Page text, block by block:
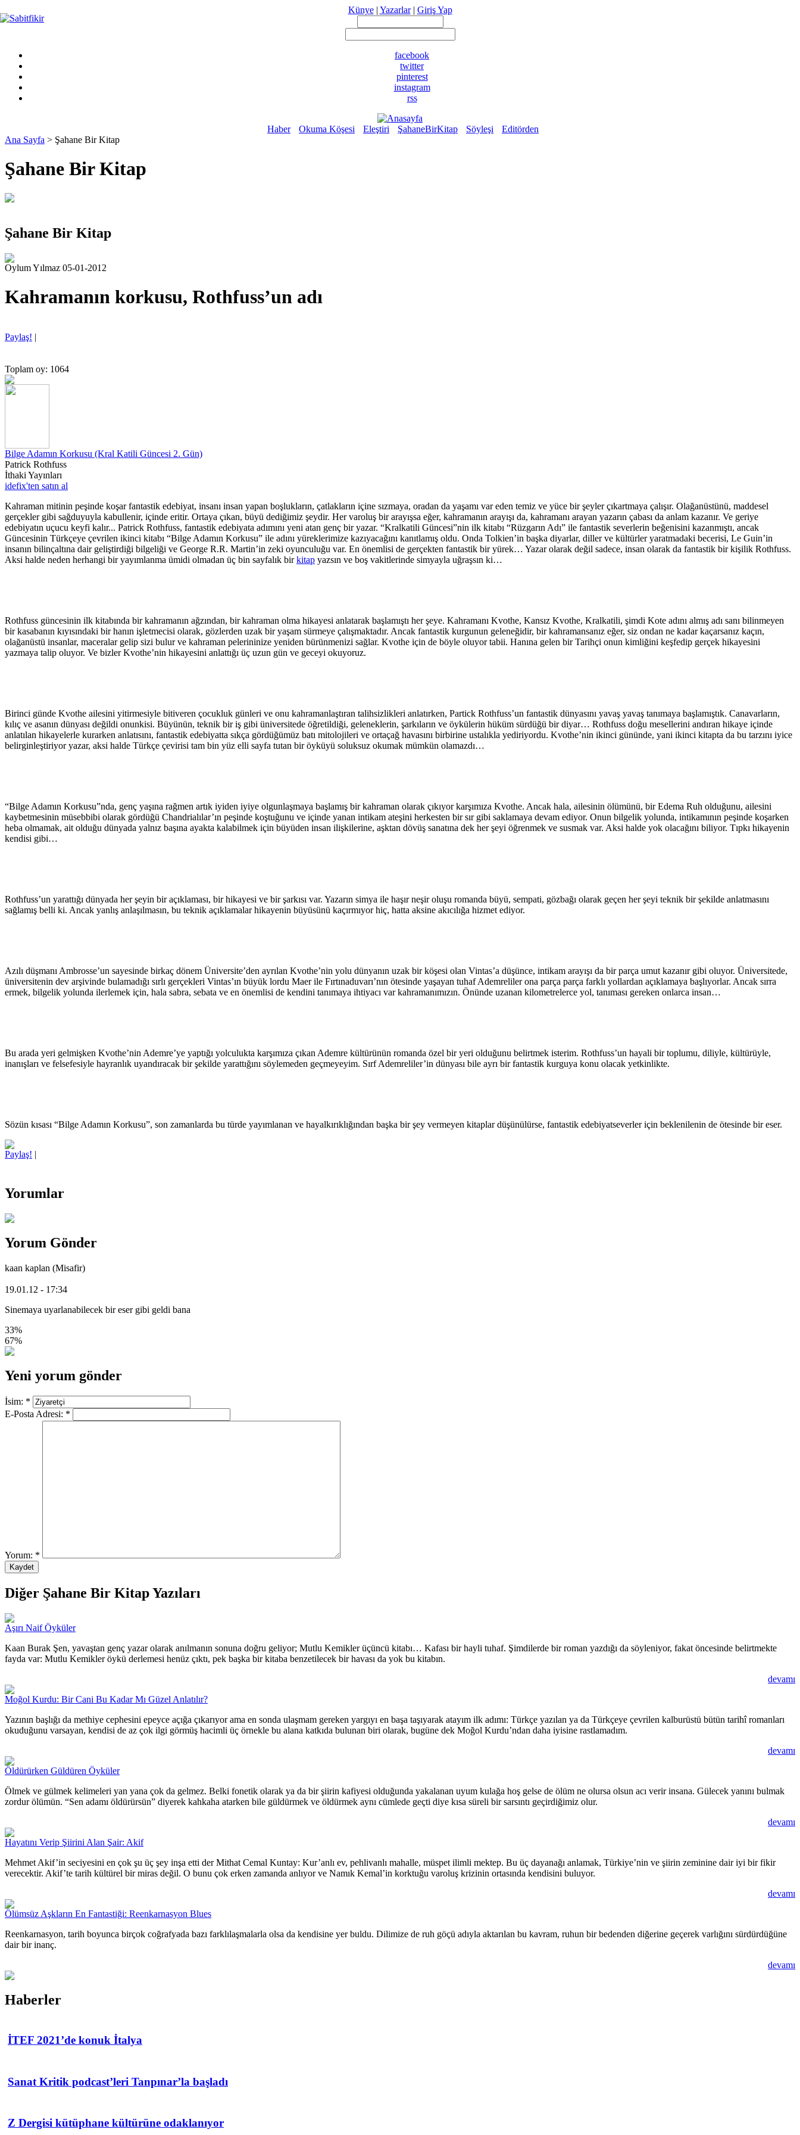
Künye| Yazarlar| Giriş Yap
facebook
twitter
pinterest
instagram
rss
Haber Okuma Köşesi Eleştiri ŞahaneBirKitap Söyleşi
Editörden
Ana Sayfa > Şahane Bir Kitap
Şahane Bir Kitap
Şahane Bir Kitap
Oylum Yılmaz 05-01-2012
Kahramanın korkusu, Rothfuss’un adı
Paylaş! |
Toplam oy: 1064
Bilge Adamın Korkusu (Kral Katili Güncesi 2. Gün)
Patrick Rothfuss
İthaki Yayınları
idefix'ten satın al
Kahraman mitinin peşinde koşar fantastik edebiyat, insanı insan yapan boşlukların, çatlakların içine sızmaya, oradan da yaşamı var eden temiz ve yüce bir şeyler çıkartmaya çalışır. Olağanüstünü, maddesel
gerçekler gibi sağduyuyla kabullenir, içinde eritir. Ortaya çıkan, büyü dediğimiz şeydir. Her varoluş bir arayışsa eğer, kahramanın arayışı da, kahramanı arayan yazarın çabası da anlam kazanır. Ve geriye
edebiyatın uçucu keyfi kalır... Patrick Rothfuss, fantastik edebiyata adımını yeni atan genç bir yazar. “Kralkatili Güncesi”nin ilk kitabı “Rüzgarın Adı” ile fantastik severlerin beğenisini kazanmıştı, ancak
Güncesinin Türkçeye çevrilen ikinci kitabı “Bilge Adamın Korkusu” ile adını yüreklerimize kazıyacağını kanıtlamış oldu. Onda Tolkien’in başka diyarlar, diller ve kültürler yaratmadaki becerisi, Le Guin’in
insanın bilinçaltına dair geliştirdiği bilgeliği ve George R.R. Martin’in zeki oyunculuğu var. En önemlisi de gerçekten fantastik bir yürek… Yazar olarak değil sadece, insan olarak da fantastik bir kişilik Rothfuss.
Aksi halde neden herhangi bir yayımlanma ümidi olmadan üç bin sayfalık birkitap yazsın ve boş vakitlerinde simyayla uğraşsın ki…
Rothfuss güncesinin ilk kitabında bir kahramanın ağzından, bir kahraman olma hikayesi anlatarak başlamıştı her şeye. Kahramanı Kvothe, Kansız Kvothe, Kralkatili, şimdi Kote adını almış adı sanı bilinmeyen
bir kasabanın kıyısındaki bir hanın işletmecisi olarak, gözlerden uzak bir yaşam sürmeye çalışmaktadır. Ancak fantastik kurgunun geleneğidir, bir kahramansanız eğer, siz ondan ne kadar kaçarsanız kaçın,
olağanüstü insanlar, maceralar gelip sizi bulur ve kahraman pelerininize yeniden bürünmenizi sağlar. Kvothe için de böyle oluyor tabii. Hanına gelen bir Tarihçi onun kimliğini keşfedip gerçek hikayesini
yazmaya talip oluyor. Ve bizler Kvothe’nin hikayesini anlattığı üç uzun gün ve geceyi okuyoruz.
Birinci günde Kvothe ailesini yitirmesiyle bitiveren çocukluk günleri ve onu kahramanlaştıran talihsizlikleri anlatırken, Partick Rothfuss’un fantastik dünyasını yavaş yavaş tanımaya başlamıştık. Canavarların,
kılıç ve asanın dünyası değildi onunkisi. Büyünün, teknik bir iş gibi üniversitede öğretildiği, geleneklerin, şarkıların ve öykülerin hüküm sürdüğü bir diyar… Rothfuss doğu mesellerini andıran hikaye içinde
anlatılan hikayelerle kurarken anlatısını, fantastik edebiyatta sıkça gördüğümüz batı mitolojileri ve ortaçağ havasını birbirine ustalıkla yediriyordu. Kvothe’nin ikinci gününde, yani ikinci kitapta da bu tarzını iyice
belirginleştiriyor yazar, aksi halde Türkçe çevirisi tam bin yüz elli sayfa tutan bir öyküyü soluksuz okumak mümkün olamazdı…
“Bilge Adamın Korkusu”nda, genç yaşına rağmen artık iyiden iyiye olgunlaşmaya başlamış bir kahraman olarak çıkıyor karşımıza Kvothe. Ancak hala, ailesinin ölümünü, bir Edema Ruh olduğunu, ailesini
kaybetmesinin müsebbibi olarak gördüğü Chandrialılar’ın peşinde koştuğunu ve içinde yanan intikam ateşini herkesten bir sır gibi saklamaya devam ediyor. Onun bilgelik yolunda, intikamının peşinde koşarken
heba olmamak, ait olduğu dünyada yalnız başına ayakta kalabilmek için büyüden insan ilişkilerine, aşktan dövüş sanatına dek her şeyi öğrenmek ve susmak var. Aksi halde yok olacağını biliyor. Tıpkı hikayenin
kendisi gibi…
Rothfuss’un yarattığı dünyada her şeyin bir açıklaması, bir hikayesi ve bir şarkısı var. Yazarın simya ile haşır neşir oluşu romanda büyü, sempati, gözbağı olarak geçen her şeyi teknik bir şekilde anlatmasını
sağlamış belli ki. Ancak yanlış anlaşılmasın, bu teknik açıklamalar hikayenin büyüsünü kaçırmıyor hiç, hatta aksine akıcılığa hizmet ediyor.
Azılı düşmanı Ambrosse’un sayesinde birkaç dönem Üniversite’den ayrılan Kvothe’nin yolu dünyanın uzak bir köşesi olan Vintas’a düşünce, intikam arayışı da bir parça umut kazanır gibi oluyor. Üniversitede,
üniversitenin dev arşivinde bulamadığı sırlı gerçekleri Vintas’ın büyük lordu Maer ile Fırtınaduvarı’nın ötesinde yaşayan tuhaf Ademreliler ona parça parça farklı yollardan açıklamaya başlıyorlar. Ancak sırra
ermek, bilgelik yolunda ilerlemek için, hala sabra, sebata ve en önemlisi de kendini tanımaya ihtiyacı var kahramanımızın. Önünde uzanan kilometrelerce yol, tanıması gereken onlarca insan…
Bu arada yeri gelmişken Kvothe’nin Ademre’ye yaptığı yolculukta karşımıza çıkan Ademre kültürünün romanda özel bir yeri olduğunu belirtmek isterim. Rothfuss’un hayali bir toplumu, diliyle, kültürüyle,
inanışları ve felsefesiyle hayranlık uyandıracak bir şekilde yarattığını söylemeden geçmeyeyim. Sırf Ademreliler’in dünyası bile ayrı bir fantastik kurguya konu olacak yetkinlikte.
Sözün kısası “Bilge Adamın Korkusu”, son zamanlarda bu türde yayımlanan ve hayalkırıklığından başka bir şey vermeyen kitaplar düşünülürse, fantastik edebiyatseverler için beklenilenin de ötesinde bir eser.
Paylaş! |
Yorumlar
Yorum Gönder
kaan kaplan (Misafir)
19.01.12 - 17:34
Sinemaya uyarlanabilecek bir eser gibi geldi bana
33%
67%
Yeni yorum gönder
İsim: *
E-Posta Adresi: *
Yorum: *
Diğer Şahane Bir Kitap Yazıları
Aşırı Naif Öyküler
Kaan Burak Şen, yavaştan genç yazar olarak anılmanın sonuna doğru geliyor; Mutlu Kemikler üçüncü kitabı… Kafası bir hayli tuhaf. Şimdilerde bir roman yazdığı da söyleniyor, fakat öncesinde belirtmekte
fayda var: Mutlu Kemikler öykü derlemesi henüz çıktı, pek başka bir kitaba benzetilecek bir havası da yok bu kitabın.
devamı
Moğol Kurdu: Bir Cani Bu Kadar Mı Güzel Anlatılır?
Yazının başlığı da methiye cephesini epeyce açığa çıkarıyor ama en sonda ulaşmam gereken yargıyı en başa taşıyarak atayım ilk adımı: Türkçe yazılan ya da Türkçeye çevrilen kalburüstü bütün tarihî romanları
okuduğunu varsayan, kendisi de az çok ilgi görmüş hacimli üç örnekle bu alana katkıda bulunan biri olarak, bugüne dek Moğol Kurdu’ndan daha iyisine rastlamadım.
devamı
Öldürürken Güldüren Öyküler
Ölmek ve gülmek kelimeleri yan yana çok da gelmez. Belki fonetik olarak ya da bir şiirin kafiyesi olduğunda yakalanan uyum kulağa hoş gelse de ölüm ne olursa olsun acı verir insana. Gülecek yanını bulmak
zordur ölümün. “Sen adamı öldürürsün” diyerek kahkaha atarken bile güldürmek ve öldürmek aynı cümlede geçti diye kısa süreli bir sarsıntı geçirdiğimiz olur.
devamı
Hayatını Verip Şiirini Alan Şair: Akif
Mehmet Akif’in seciyesini en çok şu üç şey inşa etti der Mithat Cemal Kuntay: Kur’anlı ev, pehlivanlı mahalle, müspet ilimli mektep. Bu üç dayanağı anlamak, Türkiye’nin ve şiirin zeminine dair iyi bir fikir
verecektir. Akif’te tarih kültürel bir miras değil. O bunu çok erken zamanda anlıyor ve Namık Kemal’in korktuğu varoluş krizinin ortasında kendisini buluyor.
devamı
Ölümsüz Aşkların En Fantastiği: Reenkarnasyon Blues
Reenkarnasyon, tarih boyunca birçok coğrafyada bazı farklılaşmalarla olsa da kendisine yer buldu. Dilimize de ruh göçü adıyla aktarılan bu kavram, ruhun bir bedenden diğerine geçerek varlığını sürdürdüğüne
dair bir inanç.
devamı
Haberler
İTEF 2021’de konuk İtalya
Sanat Kritik podcast’leri Tanpınar’la başladı
Z Dergisi kütüphane kültürüne odaklanıyor